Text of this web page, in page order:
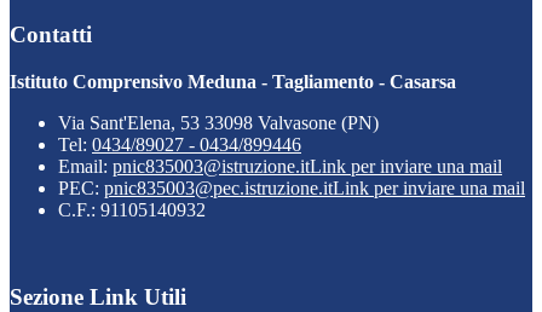
Contatti
Istituto Comprensivo Meduna - Tagliamento - Casarsa
Via Sant'Elena, 53 33098 Valvasone (PN)
Tel: 0434/89027 - 0434/899446
Email: pnic835003@istruzione.itLink per inviare una mail
PEC: pnic835003@pec.istruzione.itLink per inviare una mail
C.F.: 91105140932
Sezione Link Utili